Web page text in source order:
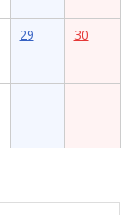
29 30